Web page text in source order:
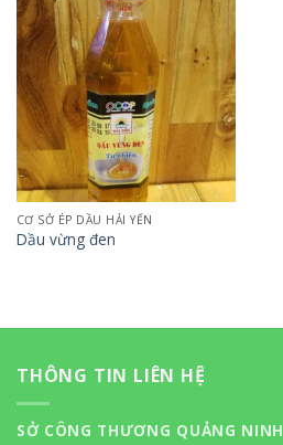
CƠ SỞ ÉP DẦU HẢI YẾN
Dầu vừng đen
THÔNG TIN LIÊN HỆ
SỞ CÔNG THƯƠNG QUẢNG NINH